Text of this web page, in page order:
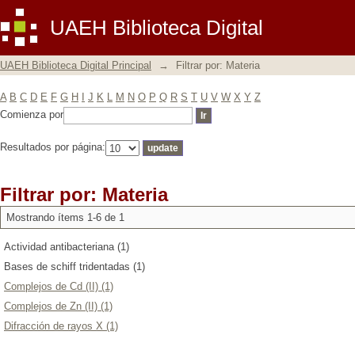
UAEH Biblioteca Digital
Filtrar por: Materia
UAEH Biblioteca Digital Principal → Filtrar por: Materia
A B C D E F G H J K L M N O P Q R S T U V W X Y Z
Comienza por
Resultados por página:
Filtrar por: Materia
Mostrando ítems 1-6 de 1
Actividad antibacteriana (1)
Bases de schiff tridentadas (1)
Complejos de Cd (II) (1)
Complejos de Zn (II) (1)
Difracción de rayos X (1)